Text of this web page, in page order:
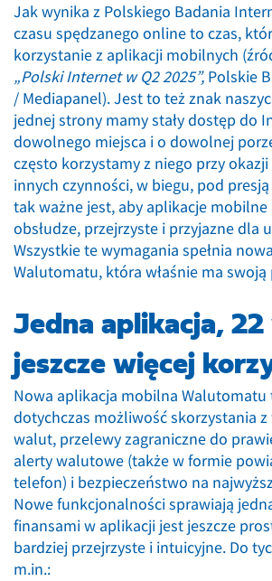
Jak wynika z Polskiego Badania
czasu spędzanego online to czas,
korzystanie z aplikacji mobilnych
„Polski Internet w Q2 2025”, Polskie
/ Mediapanel). Jest to też znak
jednej strony mamy stały dostęp do
dowolnego miejsca i o dowolnej
często korzystamy z niego przy
innych czynności, w biegu, pod
tak ważne jest, aby aplikacje mobilne
obsłudze, przejrzyste i przyjazne dla
Wszystkie te wymagania spełnia
Walutomatu, która właśnie ma swoją
Jedna aplikacja,
jeszcze więcej
Nowa aplikacja mobilna Walutomatu
dotychczas możliwość skorzystania z
walut, przelewy zagraniczne do
alerty walutowe (także w formie
telefon) i bezpieczeństwo na
Nowe funkcjonalności sprawiają
finansami w aplikacji jest jeszcze
bardziej przejrzyste i intuicyjne. Do
m.in.: